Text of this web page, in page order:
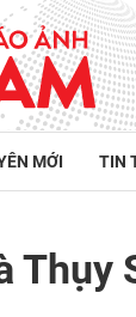
MỚI TIN
Thụy